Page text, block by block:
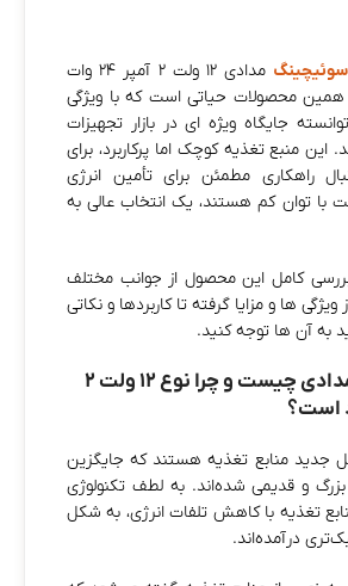
سوئیچینگ
مدادی ۱۲ ولت ۲ آمپر ۲۴ وات
همین محصولات حیاتی است که با ویژگی‌
جایگاه ویژه‌ ای در بازار تجهیزات
این منبع تغذیه کوچک اما پرکاربرد، برای
راهکاری مطمئن برای تأمین انرژی
های ۱۲ ولت با توان کم هستند، یک انتخاب عالی به‌
بررسی کامل این محصول از جوانب مختلف
ها و مزایا گرفته تا کاربردها و نکاتی
به آن‌ ها توجه کنید.
۱. سوئیچینگ مدادی چیست و چرا نوع ۱۲ ولت ۲
است؟
جدید منابع تغذیه هستند که جایگزین
بزرگ و قدیمی شده‌اند. به لطف تکنولوژی
تغذیه با کاهش تلفات انرژی، به شکل
درآمده‌اند.